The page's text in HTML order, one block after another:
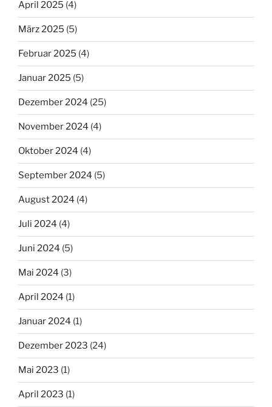
April 2025 (4)
März 2025 (5)
Februar 2025 (4)
Januar 2025 (5)
Dezember 2024 (25)
November 2024 (4)
Oktober 2024 (4)
September 2024 (5)
August 2024 (4)
Juli 2024 (4)
Juni 2024 (5)
Mai 2024 (3)
April 2024 (1)
Januar 2024 (1)
Dezember 2023 (24)
Mai 2023 (1)
April 2023 (1)